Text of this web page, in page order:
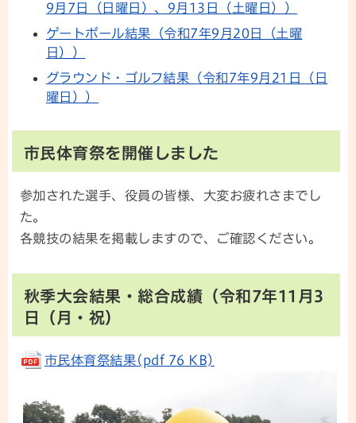
9月7日（日曜日）、9月13日（土曜日））
ゲートボール結果（令和7年9月20日（土曜
日））
グラウンド・ゴルフ結果（令和7年9月21日（日
曜日））
市民体育祭を開催しました
参加された選手、役員の皆様、大変お疲れさまでし
た。
各競技の結果を掲載しますので、ご確認ください。
秋季大会結果・総合成績（令和7年11月3
日（月・祝）
市民体育祭結果(pdf 76 KB)